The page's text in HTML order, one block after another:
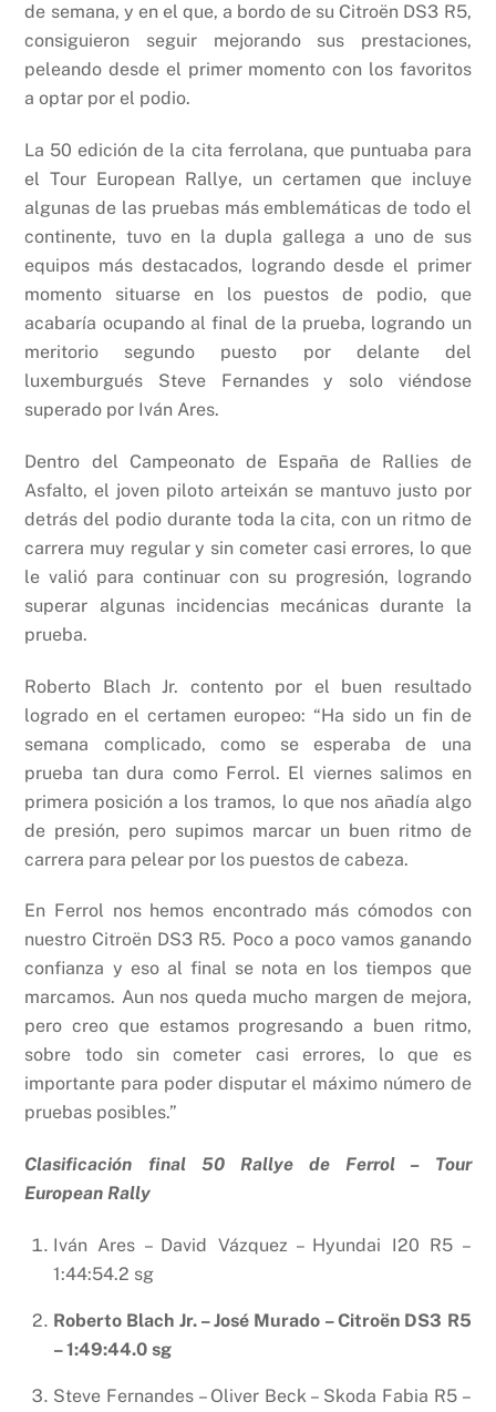
de semana, y en el que, a bordo de su Citroën DS3 R5,
consiguieron seguir mejorando sus prestaciones,
peleando desde el primer momento con los favoritos
a optar por el podio.
La 50 edición de la cita ferrolana, que puntuaba para
el Tour European Rallye, un certamen que incluye
algunas de las pruebas más emblemáticas de todo el
continente, tuvo en la dupla gallega a uno de sus
equipos más destacados, logrando desde el primer
momento situarse en los puestos de podio, que
acabaría ocupando al final de la prueba, logrando un
meritorio segundo puesto por delante del
luxemburgués Steve Fernandes y solo viéndose
superado por Iván Ares.
Dentro del Campeonato de España de Rallies de
Asfalto, el joven piloto arteixán se mantuvo justo por
detrás del podio durante toda la cita, con un ritmo de
carrera muy regular y sin cometer casi errores, lo que
le valió para continuar con su progresión, logrando
superar algunas incidencias mecánicas durante la
prueba.
Roberto Blach Jr. contento por el buen resultado
logrado en el certamen europeo: “Ha sido un fin de
semana complicado, como se esperaba de una
prueba tan dura como Ferrol. El viernes salimos en
primera posición a los tramos, lo que nos añadía algo
de presión, pero supimos marcar un buen ritmo de
carrera para pelear por los puestos de cabeza.
En Ferrol nos hemos encontrado más cómodos con
nuestro Citroën DS3 R5. Poco a poco vamos ganando
confianza y eso al final se nota en los tiempos que
marcamos. Aun nos queda mucho margen de mejora,
pero creo que estamos progresando a buen ritmo,
sobre todo sin cometer casi errores, lo que es
importante para poder disputar el máximo número de
pruebas posibles.”
Clasificación final 50Rallye de Ferrol – Tour
European Rally
Iván Ares – David Vázquez – Hyundai I20 R5 –
1:44:54.2 sg
Roberto Blach Jr. – José Murado – Citroën DS3 R5
– 1:49:44.0 sg
Steve Fernandes – Oliver Beck – Skoda Fabia R5 –